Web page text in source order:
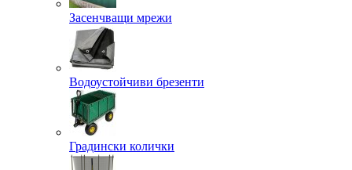
Засенчващи мрежи
Водоустойчиви брезенти
Градински колички